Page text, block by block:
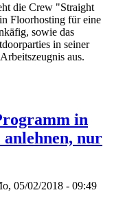
die Crew "Straight
Floorhosting für eine
sowie das
in seiner
aus.
in
nur
05/02/2018 - 09:49